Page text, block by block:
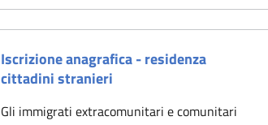
Iscrizione anagrafica - residenza
cittadini stranieri
Gli immigrati extracomunitari e comunitari